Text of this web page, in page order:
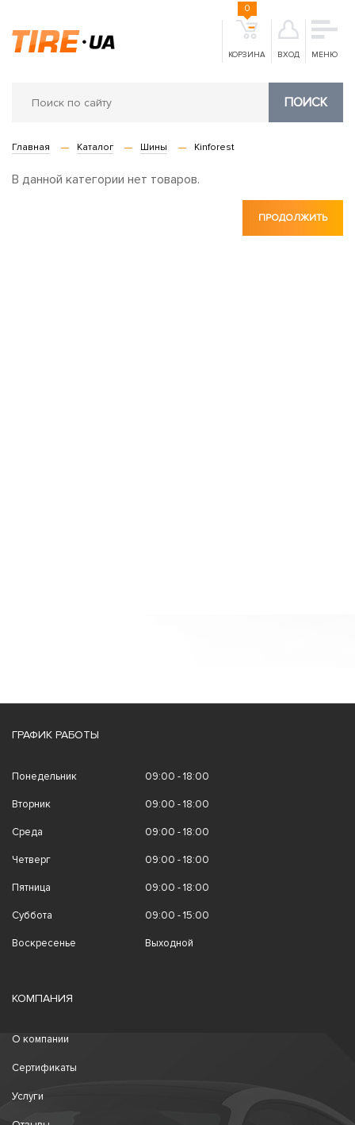
КОРЗИНА
0
ВХОД МЕНЮ
ПОИСК
Главная Каталог Шины Kinforest
В данной категории нет товаров.
ПРОДОЛЖИТЬ
ГРАФИК РАБОТЫ
Понедельник 09:00 - 18:00
Вторник 09:00 - 18:00
Среда 09:00 - 18:00
Четверг 09:00 - 18:00
Пятница 09:00 - 18:00
Суббота 09:00 - 15:00
Воскресенье Выходной
КОМПАНИЯ
О компании
Сертификаты
Услуги